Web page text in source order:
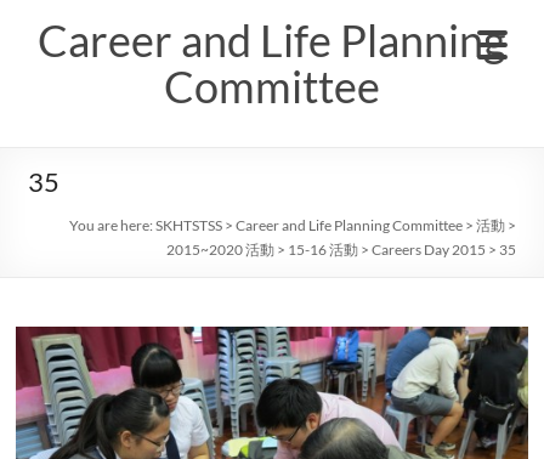
contentCareer and Life Planning
Committee
35
You are here:SKHTSTSS >Career and Life Planning Committee >活動 >
2015~2020 活動 > 15-16 活動 >Careers Day 2015 > 35